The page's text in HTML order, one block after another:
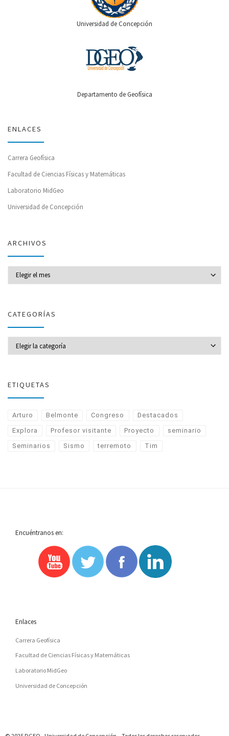
Universidad de Concepción
Departamento de Geofísica
ENLACES
Carrera Geofísica
Facultad de Ciencias Físicas y Matemáticas
Laboratorio MidGeo
Universidad de Concepción
ARCHIVOS
CATEGORÍAS
ETIQUETAS
Arturo Belmonte Congreso Destacados
Explora Profesor visitante Proyecto seminario
Seminarios Sismo terremoto Tim
Encuéntranos en:
Enlaces
Carrera Geofísica
Facultad de Ciencias Físicas y Matemáticas
Laboratorio MidGeo
Universidad de Concepción